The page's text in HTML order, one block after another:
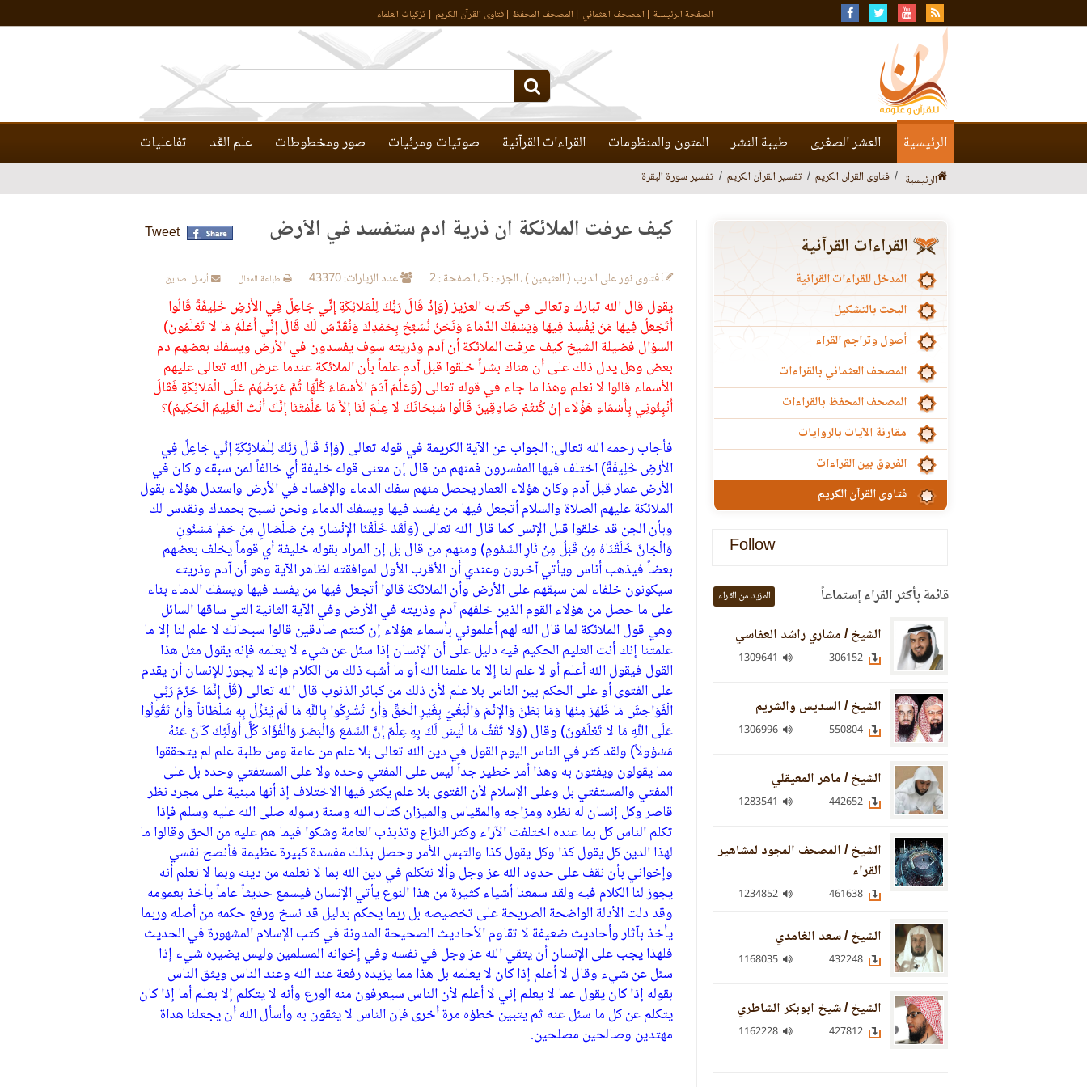
الصفحة الرئيسـة المصحف العثماني المصحف المحفظ فتاوى القرآن الكريم تزكيات العلماء
الرئيسية العشر الصغرى طيبة النشر المتون والمنظومات القراءات القرآنية صوتيات ومرئيات صور ومخطوطات علم العَّد تفاعليات
الرئيسية فتاوى القرآن الكريم تفسير القرآن الكريم تفسير سورة البقرة
كيف عرفت الملائكة أن ذرية آدم ستفسد في الأرض Tweet
فتاوى نور على الدرب ( العثيمين ) ، الجزء : 5 ، الصفحة : 2 عدد الزيارات: 43370 طباعة المقال أرسل لصديق
يقول قال الله تبارك وتعالى في كتابه العزيز (وَإِذْ قَالَ رَبُّكَ لِلْمَلائِكَةِ إِنِّي جَاعِلٌ فِي الأَرْضِ خَلِيفَةً قَالُوا
أَتَجْعَلُ فِيهَا مَنْ يُفْسِدُ فِيهَا وَيَسْفِكُ الدِّمَاءَ وَنَحْنُ نُسَبِّحُ بِحَمْدِكَ وَنُقَدِّسُ لَكَ قَالَ إِنِّي أَعْلَمُ مَا لا تَعْلَمُونَ)
السؤال فضيلة الشيخ كيف عرفت الملائكة أن آدم وذريته سوف يفسدون في الأرض ويسفك بعضهم دم
بعض وهل يدل ذلك على أن هناك بشراً خلقوا قبل آدم علماً بأن الملائكة عندما عرض الله تعالى عليهم
الأسماء قالوا لا نعلم وهذا ما جاء في قوله تعالى (وَعَلَّمَ آدَمَ الأَسْمَاءَ كُلَّهَا ثُمَّ عَرَضَهُمْ عَلَى الْمَلائِكَةِ فَقَالَ
أَنْبِئُونِي بِأَسْمَاءِ هَؤُلاء إِنْ كُنتُمْ صَادِقِينَ قَالُوا سُبْحَانَكَ لا عِلْمَ لَنَا إِلاَّ مَا عَلَّمْتَنَا إِنَّكَ أَنْتَ الْعَلِيمُ الْحَكِيمُ)؟
فأجاب رحمه الله تعالى: الجواب عن الآية الكريمة في قوله تعالى (وَإِذْ قَالَ رَبُّكَ لِلْمَلائِكَةِ إِنِّي جَاعِلٌ فِي
الأَرْضِ خَلِيفَةً) اختلف فيها المفسرون فمنهم من قال إن معنى قوله خليفة أي خالفاً لمن سبقه و كان في
الأرض عمار قبل آدم وكان هؤلاء العمار يحصل منهم سفك الدماء والإفساد في الأرض واستدل هؤلاء بقول
الملائكة عليهم الصلاة والسلام أتجعل فيها من يفسد فيها ويسفك الدماء ونحن نسبح بحمدك ونقدس لك
وبأن الجن قد خلقوا قبل الإنس كما قال الله تعالى (وَلَقَدْ خَلَقْنَا الإِنْسَانَ مِنْ صَلْصَالٍ مِنْ حَمَإٍ مَسْنُونٍ
وَالْجَانَّ خَلَقْنَاهُ مِنْ قَبْلُ مِنْ نَارِ السَّمُومِ) ومنهم من قال بل إن المراد بقوله خليفة أي قوماً يخلف بعضهم
بعضاً فيذهب أناس ويأتي آخرون وعندي أن الأقرب الأول لموافقته لظاهر الآية وهو أن آدم وذريته
سيكونون خلفاء لمن سبقهم على الأرض وأن الملائكة قالوا أتجعل فيها من يفسد فيها ويسفك الدماء بناء
على ما حصل من هؤلاء القوم الذين خلفهم آدم وذريته في الأرض وفي الآية الثانية التي ساقها السائل
وهي قول الملائكة لما قال الله لهم أعلموني بأسماء هؤلاء إن كنتم صادقين قالوا سبحانك لا علم لنا إلا ما
علمتنا إنك أنت العليم الحكيم فيه دليل على أن الإنسان إذا سئل عن شيء لا يعلمه فإنه يقول مثل هذا
القول فيقول الله أعلم أو لا علم لنا إلا ما علمنا الله أو ما أشبه ذلك من الكلام فإنه لا يجوز للإنسان أن يقدم
على الفتوى أو على الحكم بين الناس بلا علم لأن ذلك من كبائر الذنوب قال الله تعالى (قُلْ إِنَّمَا حَرَّمَ رَبِّي
الْفَوَاحِشَ مَا ظَهَرَ مِنْهَا وَمَا بَطَنَ وَالإِثْمَ وَالْبَغْيَ بِغَيْرِ الْحَقِّ وَأَنْ تُشْرِكُوا بِاللَّهِ مَا لَمْ يُنَزِّلْ بِهِ سُلْطَاناً وَأَنْ تَقُولُوا
عَلَى اللَّهِ مَا لا تَعْلَمُونَ) وقال (وَلا تَقْفُ مَا لَيْسَ لَكَ بِهِ عِلْمٌ إِنَّ السَّمْعَ وَالْبَصَرَ وَالْفُؤَادَ كُلُّ أُوْلَئِكَ كَانَ عَنْهُ
مَسْؤولاً) ولقد كثر في الناس اليوم القول في دين الله تعالى بلا علم من عامة ومن طلبة علم لم يتحققوا
مما يقولون ويفتون به وهذا أمر خطير جداً ليس على المفتي وحده ولا على المستفتي وحده بل على
المفتي والمستفتي بل وعلى الإسلام لأن الفتوى بلا علم يكثر فيها الاختلاف إذ أنها مبنية على مجرد نظر
قاصر وكل إنسان له نظره ومزاجه والمقياس والميزان كتاب الله وسنة رسوله صلى الله عليه وسلم فإذا
تكلم الناس كل بما عنده اختلفت الآراء وكثر النزاع وتذبذب العامة وشكوا فيما هم عليه من الحق وقالوا ما
لهذا الدين كل يقول كذا وكل يقول كذا والتبس الأمر وحصل بذلك مفسدة كبيرة عظيمة فأنصح نفسي
وإخواني بأن نقف على حدود الله عز وجل وألا نتكلم في دين الله بما لا نعلمه من دينه وبما لا نعلم أنه
يجوز لنا الكلام فيه ولقد سمعنا أشياء كثيرة من هذا النوع يأتي الإنسان فيسمع حديثاً عاماً يأخذ بعمومه
وقد دلت الأدلة الواضحة الصريحة على تخصيصه بل ربما يحكم بدليل قد نسخ ورفع حكمه من أصله وربما
يأخذ بآثار وأحاديث ضعيفة لا تقاوم الأحاديث الصحيحة المدونة في كتب الإسلام المشهورة في الحديث
فلهذا يجب على الإنسان أن يتقي الله عز وجل في نفسه وفي إخوانه المسلمين وليس يضيره شيء إذا
سئل عن شيء وقال لا أعلم إذا كان لا يعلمه بل هذا مما يزيده رفعة عند الله وعند الناس ويثق الناس
بقوله إذا كان يقول عما لا يعلم إني لا أعلم لأن الناس سيعرفون منه الورع وأنه لا يتكلم إلا بعلم أما إذا كان
يتكلم عن كل ما سئل عنه ثم يتبين خطؤه مرة أخرى فإن الناس لا يثقون به وأسأل الله أن يجعلنا هداة
مهتدين وصالحين مصلحين.
القراءات القرآنية
المدخل للقراءات القرآنية
البحث بالتشكيل
أصول وتراجم القراء
المصحف العثماني بالقراءات
المصحف المحفظ بالقراءات
مقارنة الآيات بالروايات
الفروق بين القراءات
فتاوى القرآن الكريم
Follow
قائمة بأكثر القراء إستماعاً المزيد من القراء
الشيخ / مشاري راشد العفاسي
الشيخ / السديس والشريم
الشيخ / ماهر المعيقلي
الشيخ / المصحف المجود لمشاهير
القراء
الشيخ / سعد الغامدي
الشيخ / شيخ ابوبكر الشاطري